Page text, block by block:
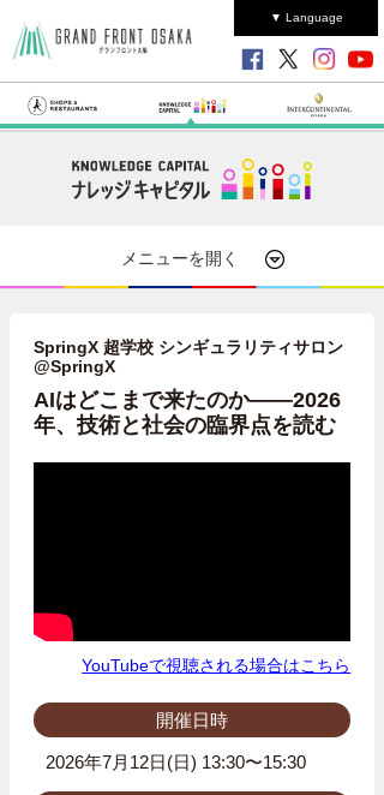
▼ Language
メニューを開く
SpringX 超学校 シンギュラリティサロン
@SpringX
AIはどこまで来たのか――2026
年、技術と社会の臨界点を読む
YouTubeで視聴される場合はこちら
開催日時
2026年7月12日(日) 13:30〜15:30